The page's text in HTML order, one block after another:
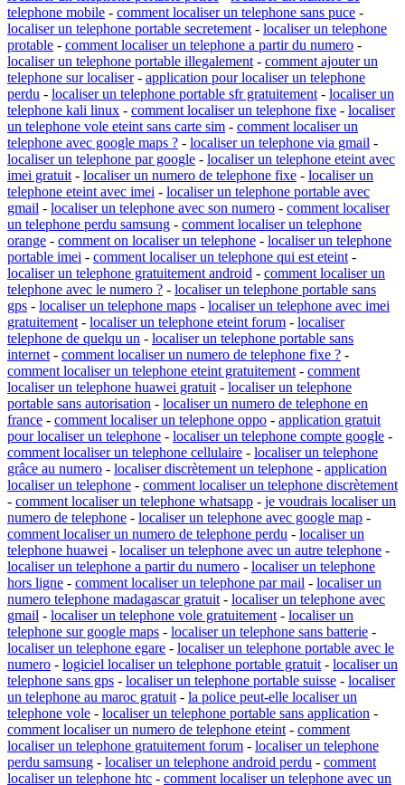
telephone mobile - comment localiser un telephone sans puce -
localiser un telephone portable secretement - localiser un telephone
protable - comment localiser un telephone a partir du numero -
localiser un telephone portable illegalement - comment ajouter un
telephone sur localiser- application pour localiser un telephone
perdu - localiser un telephone portable sfr gratuitement - localiser un
telephone kali linux - comment localiser un telephone fixe - localiser
un telephone vole eteint sans carte sim - comment localiser un
telephone avec google maps ? - localiser un telephone via gmail -
localiser un telephone par google - localiser un telephone eteint avec
imei gratuit - localiser un numero de telephone fixe - localiser un
telephone eteint avec imei - localiser un telephone portable avec
gmail - localiser un telephone avec son numero - comment localiser
un telephone perdu samsung - comment localiser un telephone
orange - comment on localiser un telephone - localiser un telephone
portable imei - comment localiser un telephone qui est eteint -
localiser un telephone gratuitement android - comment localiser un
telephone avec le numero ? - localiser un telephone portable sans
gps - localiser un telephone maps - localiser un telephone avec imei
gratuitement - localiser un telephone eteint forum - localiser
telephone de quelqu un - localiser un telephone portable sans
internet - comment localiser un numero de telephone fixe ? -
comment localiser un telephone eteint gratuitement - comment
localiser un telephone huawei gratuit - localiser un telephone
portable sans autorisation - localiser un numero de telephone en
france - comment localiser un telephone oppo - application gratuit
pour localiser un telephone - localiser un telephone compte google -
comment localiser un telephone cellulaire - localiser un telephone
grâce au numero - localiser discrètement un telephone - application
localiser un telephone - comment localiser un telephone discrètement
- comment localiser un telephone whatsapp - je voudrais localiser un
numero de telephone - localiser un telephone avec google map -
comment localiser un numero de telephone perdu - localiser un
telephone huawei - localiser un telephone avec un autre telephone -
localiser un telephone a partir du numero - localiser un telephone
hors ligne - comment localiser un telephone par mail - localiser un
numero telephone madagascar gratuit - localiser un telephone avec
gmail - localiser un telephone vole gratuitement - localiser un
telephone sur google maps - localiser un telephone sans batterie -
localiser un telephone egare - localiser un telephone portable avec le
numero - logiciel localiser un telephone portable gratuit - localiser un
telephone sans gps - localiser un telephone portable suisse - localiser
un telephone au maroc gratuit - la police peut-elle localiser un
telephone vole - localiser un telephone portable sans application -
comment localiser un numero de telephone eteint - comment
localiser un telephone gratuitement forum - localiser un telephone
perdu samsung - localiser un telephone android perdu - comment
localiser un telephone htc - comment localiser un telephone avec un